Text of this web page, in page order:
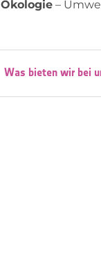
Ökologie –
Was bieten wir bei